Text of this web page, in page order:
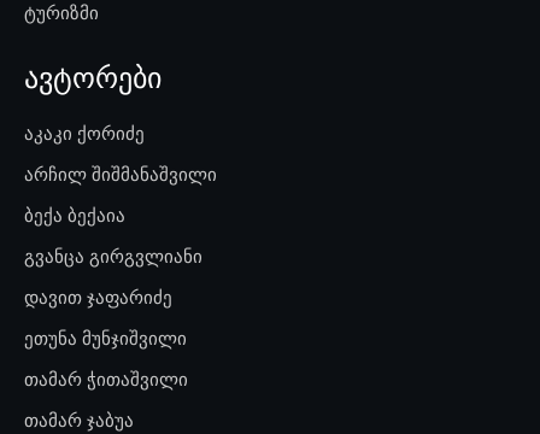
ტურიზმი
ავტორები
აკაკი ქორიძე
არჩილ შიშმანაშვილი
ბექა ბექაია
გვანცა გირგვლიანი
დავით ჯაფარიძე
ეთუნა მუნჯიშვილი
თამარ ჭითაშვილი
თამარ ჯაბუა